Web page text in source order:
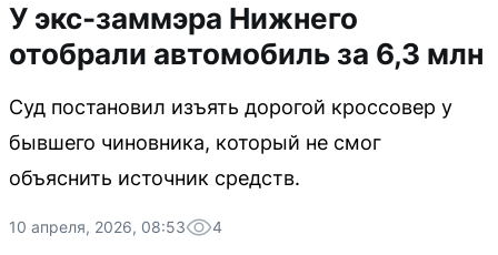
У экс-заммэра Нижнего
отобрали автомобиль за 6,3 млн
Суд постановил изъять дорогой кроссовер у
бывшего чиновника, который не смог
объяснить источник средств.
10 апреля, 2026, 08:53 4